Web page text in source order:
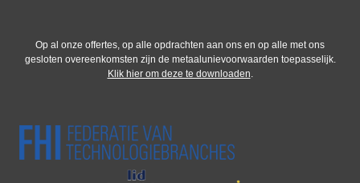
Op al onze offertes, op alle opdrachten aan ons en op alle met ons
gesloten overeenkomsten zijn de metaalunievoorwaarden toepasselijk.
Klik hier om deze te downloaden.